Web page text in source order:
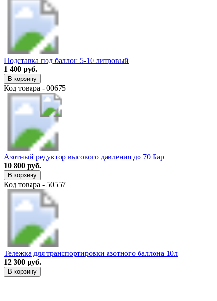
Подставка под баллон 5-10 литровый
1 400 руб.
В корзину
Код товара - 00675
Азотный редуктор высокого давления до 70 Бар
10 800 руб.
В корзину
Код товара - 50557
Тележка для транспортировки азотного баллона 10л
12 300 руб.
В корзину